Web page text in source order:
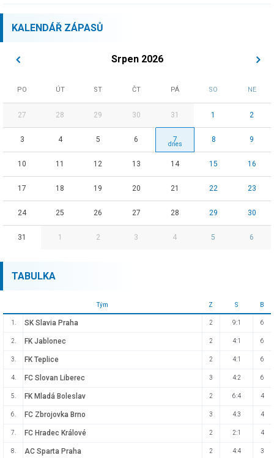
KALENDÁŘ ZÁPASŮ
Srpen 2026
PO ÚT ST ČT PÁ SO NE
27 28 29 30 31 1 2
3 4 5 6 7 8 9
10 11 12 13 14 15 16
17 18 19 20 21 22 23
24 25 26 27 28 29 30
31 1 2 3 4 5 6
TABULKA
Tým Z S B
1. SK Slavia Praha 2 9:1 6
2. FK Jablonec 2 4:1 6
3. FK Teplice 2 4:1 6
4. FC Slovan Liberec 3 4:2 6
5. FK Mladá Boleslav 2 6:4 4
6. FC Zbrojovka Brno 3 4:3 4
7. FC Hradec Králové 2 2:1 4
8. AC Sparta Praha 2 4:4 3